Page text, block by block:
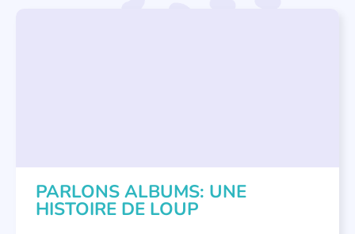
PARLONS ALBUMS: UNE
HISTOIRE DE LOUP